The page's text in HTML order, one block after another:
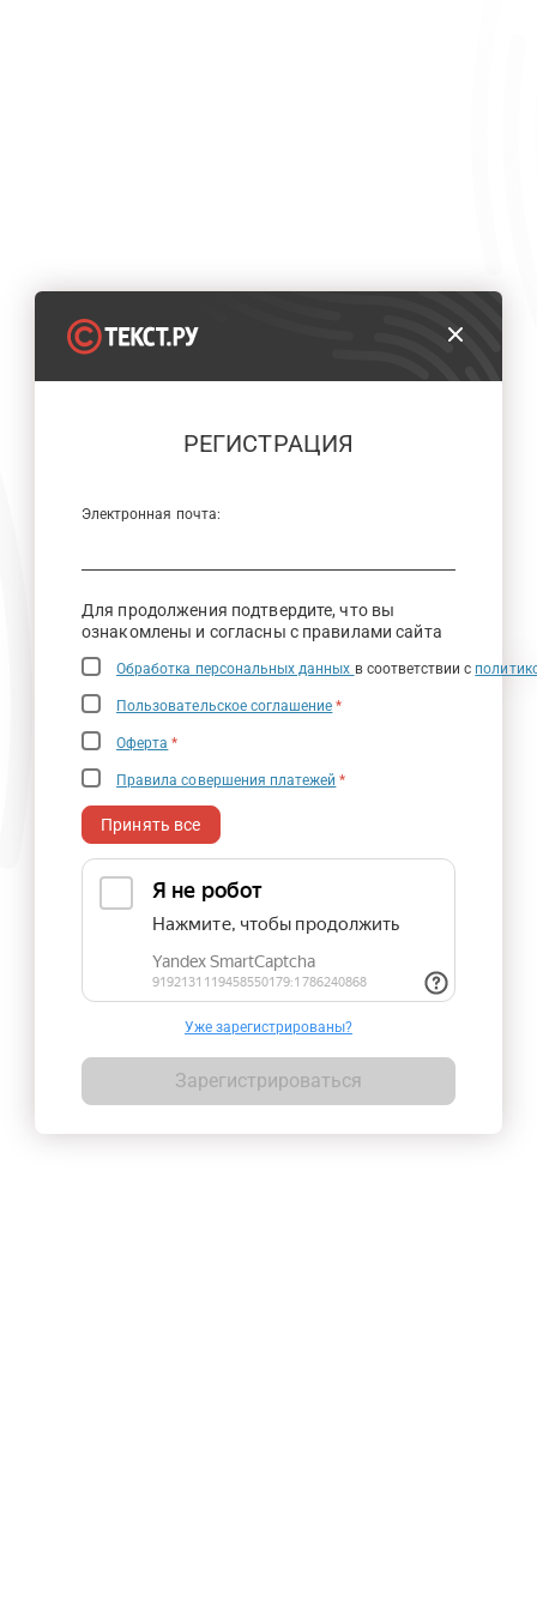
РЕГИСТРАЦИЯ
Электронная почта:
Для продолжения подтвердите, что вы
ознакомлены и согласны с правилами сайта
Обработка персональных данных в соответствии с
Пользовательское соглашение *
Оферта *
Правила совершения платежей *
Принять все
Уже зарегистрированы?
Зарегистрироваться